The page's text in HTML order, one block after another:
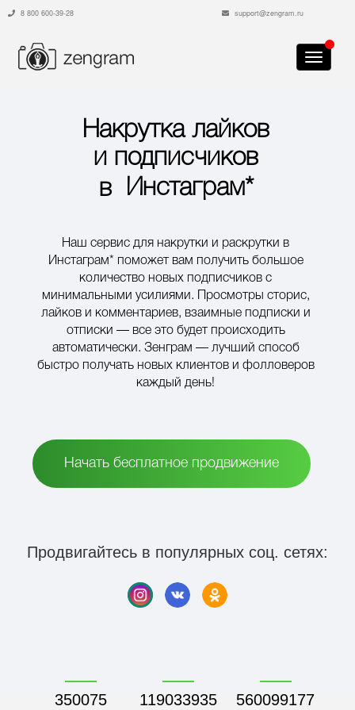
8 800 600-39-28 support@zengram.ru
Toggle
Накрутка лайков
и подписчиков
в
Инстаграм*
Наш сервис для накрутки и раскрутки в
Инстаграм* поможет вам получить большое
количество новых подписчиков с
минимальными усилиями. Просмотры сторис,
лайков и комментариев, взаимные подписки и
отписки — все это будет происходить
автоматически. Зенграм — лучший способ
быстро получать новых клиентов и фолловеров
каждый день!
Начать бесплатное продвижение
Продвигайтесь в популярных соц. сетях:
350075 119033936 560099178